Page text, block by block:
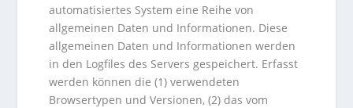
automatisiertes System eine Reihe von
allgemeinen Daten und Informationen. Diese
allgemeinen Daten und Informationen werden
in den Logfiles des Servers gespeichert. Erfasst
werden können die (1) verwendeten
Browsertypen und Versionen, (2) das vom